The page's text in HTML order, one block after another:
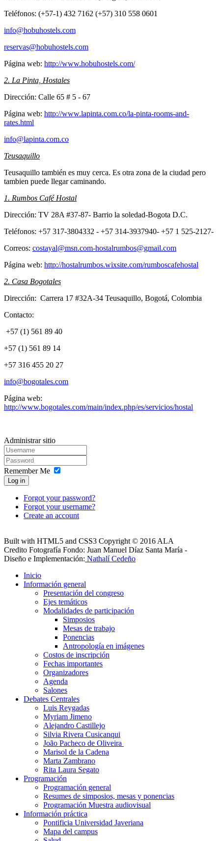
Teléfonos: (+57-1) 432 7162 (+57) 310 558 0601
info@hobuhostels.com
reservas@hobuhostels.com
Página web: http://www.hobuhostels.com/
2. La Pinta, Hostales
Dirección: Calle 65 # 5 - 67
Página web: http://www.lapinta.com.co/la-pinta-rooms-and-
rates.html
info@lapinta.com.co
Teusaquillo
Teusaquillo también es muy cerca. Es otra zona de la ciudad pero
tambien puede llegar caminando.
1. Rumbos Café Hostal
Dirección: TV 28A #37-87- Barrio la soledad-Bogota D.C.
Teléfonos: +57 317-3804332 - +57 314-3937940- +57 1 525-2127-
Correos: costayal@msn.com-hostalrumbos@gmail.com
Página web: http://hostalrumbos.wixsite.com/rumboscafehostal
2. Casa Bogotales
Dirección: Carrera 17 #32A-34 Teusaquillo, Bogotá, Colombia
Contacto:
+57 (1) 561 89 40
+57 (1) 561 89 14
+57 316 455 20 27
info@bogotales.com
Página web:
http://www.bogotales.com/main/index.php/es/servicios/hostal
Administrar sitio
Remember Me
Log in
Forgot your password?
Forgot your username?
Create an account
Built with HTML5 and CSS3 Copyright © 2016 ALA
Credito Fotografía Fondo: Juan Manuel Díaz Santa María -
Diseño e Implementación: Nathalí Cedeño
Inicio
Información general
Presentación del congreso
Ejes temáticos
Modalidades de participación
Simposios
Mesas de trabajo
Ponencias
Antropología en imágenes
Costos de inscripción
Fechas importantes
Organizadores
Agenda
Salones
Debates Centrales
Luis Reygadas
Myriam Jimeno
Alejandro Castillejo
Silvia Rivera Cusicanqui
João Pacheco de Oliveira
Marisol de la Cadena
Marta Zambrano
Rita Laura Segato
Programación
Programación general
Resumes de simposios, mesas y ponencias
Programación Muestra audiovisual
Información práctica
Pontificia Universidad Javeriana
Mapa del campus